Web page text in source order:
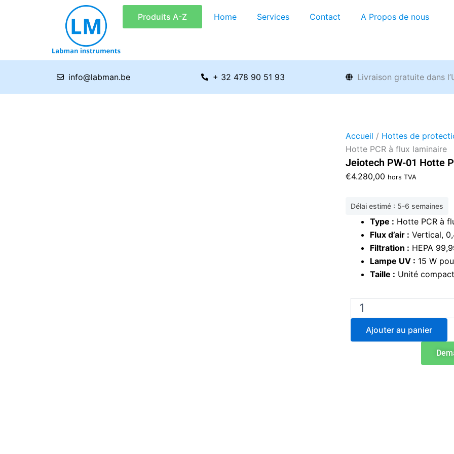
Produits A-Z Home Services Contact A Propos de nous
info@labman.be + 32 478 90 51 93 Livraison gratuite dans
Accueil / Hottes de
Hotte PCR à flux laminaire
Jeiotech PW-01 Hotte
€4.280,00 hors TVA
Délai estimé : 5-6 semaines
Type : Hotte PCR à
Flux d’air : Vertical,
Filtration : HEPA
Lampe UV : 15 W
Taille : Unité
quantité
Jeiotech
01
Ajouter au panier